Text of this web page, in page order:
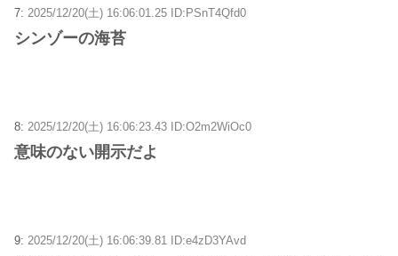
7: 2025/12/20(土) 16:06:01.25 ID:PSnT4Qfd0
シンゾーの海苔
8: 2025/12/20(土) 16:06:23.43 ID:O2m2WiOc0
意味のない開示だよ
9: 2025/12/20(土) 16:06:39.81 ID:e4zD3YAvd